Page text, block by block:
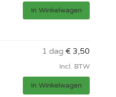
In Winkelwagen
1 dag € 3,50
Incl. BTW
In Winkelwagen